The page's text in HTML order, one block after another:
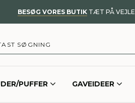
BESØG VORES BUTIK TÆT PÅ VEJLE
PUFFER GAVEIDEER